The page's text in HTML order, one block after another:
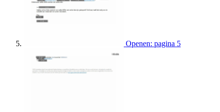
Openen: pagina 5